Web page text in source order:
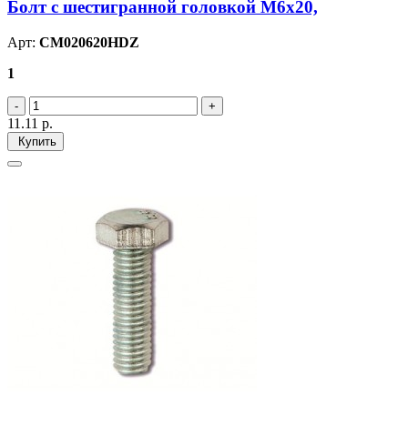
Болт с шестигранной головкой М6х20,
Арт: CM020620HDZ
1
11.11 р.
Купить